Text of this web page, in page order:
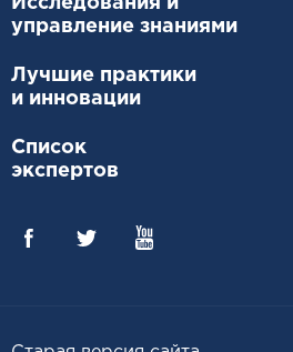
Исследования и
управление знаниями
Лучшие практики
и инновации
Список
экспертов